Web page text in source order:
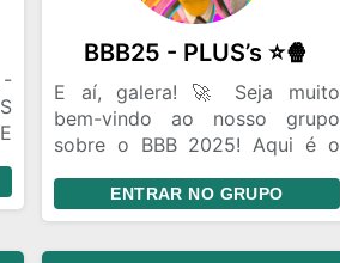
-
BBB25 - PLUS’s ⭐️🍿
E aí, galera! 🚀 Seja muito
bem-vindo ao nosso grupo
sobre o BBB 2025! Aqui é o
amizades e discutir tudo sobre
o reality.
ENTRAR NO GRUPO